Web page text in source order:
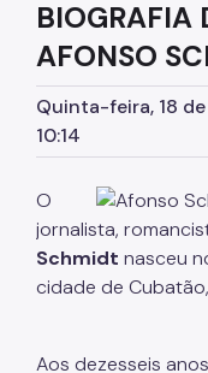
Biblioteca
Biblioteca do CCJ
Bibliotecas do
Bibliotecas
Acessibilidade
BIOGRAFIA
AFONSO
Quinta-feira, 18
10:14
O
jornalista,
Schmidt nasceu
cidade de
Aos dezesseis